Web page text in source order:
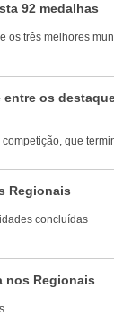
92 medalhas
os três melhores
os
que
Regionais
concluídas
nos Regionais